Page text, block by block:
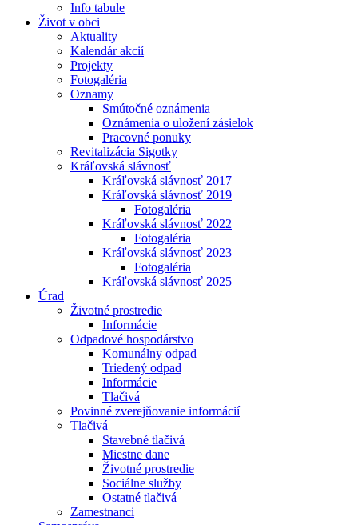
Info tabule
Život v obci
Aktuality
Kalendár akcií
Projekty
Fotogaléria
Oznamy
Smútočné oznámenia
Oznámenia o uložení zásielok
Pracovné ponuky
Revitalizácia Sigotky
Kráľovská slávnosť
Kráľovská slávnosť 2017
Kráľovská slávnosť 2019
Fotogaléria
Kráľovská slávnosť 2022
Fotogaléria
Kráľovská slávnosť 2023
Fotogaléria
Kráľovská slávnosť 2025
Úrad
Životné prostredie
Informácie
Odpadové hospodárstvo
Komunálny odpad
Triedený odpad
Informácie
Tlačivá
Povinné zverejňovanie informácií
Tlačivá
Stavebné tlačivá
Miestne dane
Životné prostredie
Sociálne služby
Ostatné tlačivá
Zamestnanci